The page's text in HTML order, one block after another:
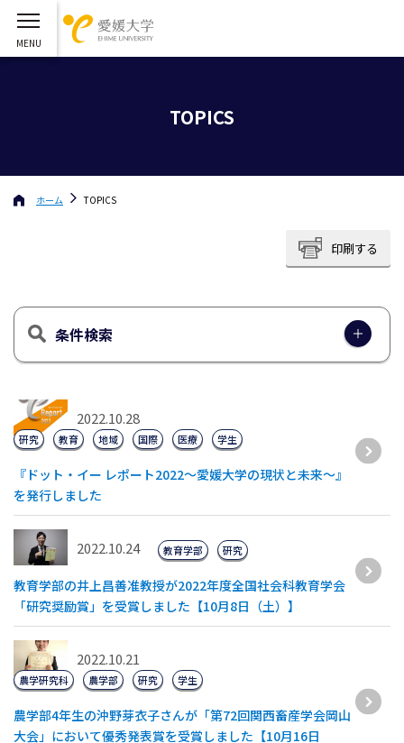
TOPICS
ホーム TOPICS
印刷する
条件検索
2022.10.28
『ドット・イー レポート2022～愛媛大学の現状と未来～』
を発行しました
研究 教育 地域 国際 医療 学生
2022.10.24
教育学部の井上昌善准教授が2022年度全国社会科教育学会
「研究奨励賞」を受賞しました【10月8日（土）】
教育学部 研究
2022.10.21
農学部4年生の沖野芽衣子さんが「第72回関西畜産学会岡山
大会」において優秀発表賞を受賞しました【10月16日
農学研究科 農学部 研究 学生